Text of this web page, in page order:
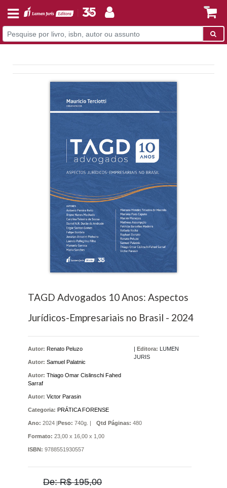
TAGD Advogados 10 Anos: Aspectos
Jurídicos-Empresariais no Brasil - 2024
Autor: Renato Peluzo
Autor: Samuel Palatnic
Autor: Thiago Omar Cislinschi Fahed
Sarraf
Autor: Victor Parasin
Editora: LUMEN
JURIS
Categoria: PRÁTICA FORENSE
Ano: 2024 | Peso: 740g. | Qtd Páginas: 480
Formato: 23,00 x 16,00 x 1,00
ISBN: 9788551930557
De: R$ 195,00